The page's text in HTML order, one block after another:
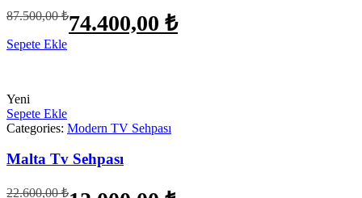
87.500,00₺
Orijinal
87.500,00 ₺.
74.400,00 ₺
Şu
fiyat:
Sepete Ekle
Yeni
Sepete Ekle
Categories: Modern TV Sehpası
Malta Tv Sehpası
22.600,00₺
Orijinal
Şu